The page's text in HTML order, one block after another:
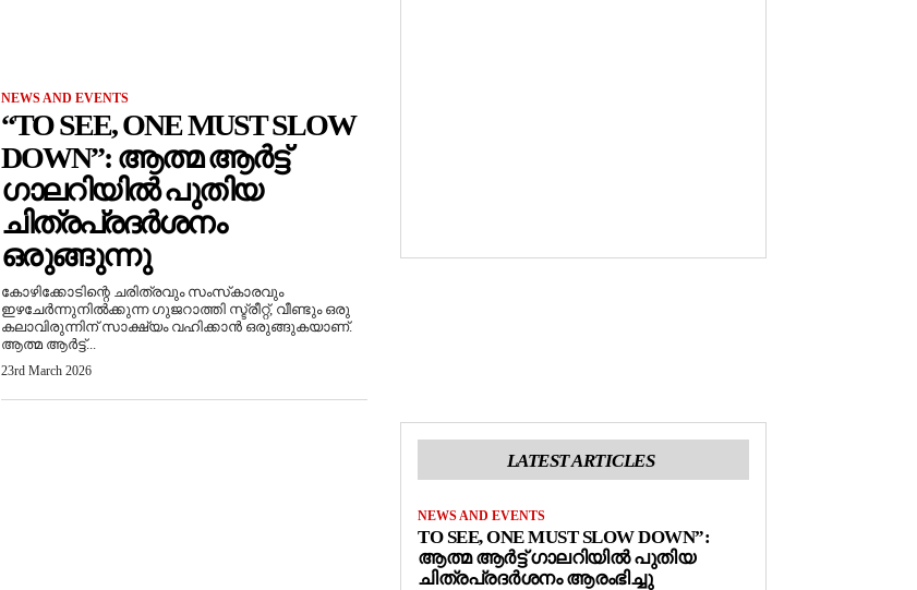
NEWS AND EVENTS
“TO SEE, ONE MUST SLOW
DOWN”: ആത്മ ആർട്ട്
ഗാലറിയിൽ പുതിയ
ചിത്രപ്രദർശനം
ഒരുങ്ങുന്നു
കോഴിക്കോടിന്റെ ചരിത്രവും സംസ്‌കാരവും
ഇഴചേർന്നുനിൽക്കുന്ന ഗുജറാത്തി സ്ട്രീറ്റ്, വീണ്ടും ഒരു
കലാവിരുന്നിന് സാക്ഷ്യം വഹിക്കാൻ ഒരുങ്ങുകയാണ്.
ആത്മ ആർട്ട്...
23rd March 2026
LATEST ARTICLES
NEWS AND EVENTS
TO SEE, ONE MUST SLOW DOWN”:
ആത്മ ആർട്ട് ഗാലറിയിൽ പുതിയ
ചിത്രപ്രദർശനം ആരംഭിച്ചു